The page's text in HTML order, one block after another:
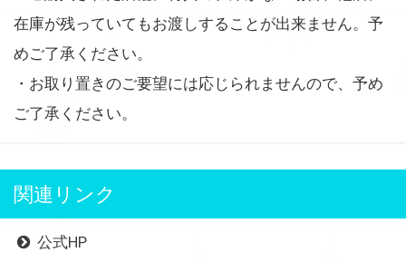
在庫が残っていてもお渡しすることが出来ません。予
めご了承ください。
・お取り置きのご要望には応じられませんので、予め
ご了承ください。
関連リンク
公式HP